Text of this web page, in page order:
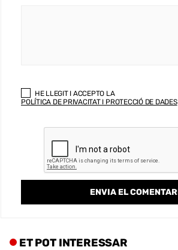
HE LLEGIT I ACCEPTO LA
POLÍTICA DE PRIVACITAT I PROTECCIÓ DE DADES
ET POT INTERESSAR